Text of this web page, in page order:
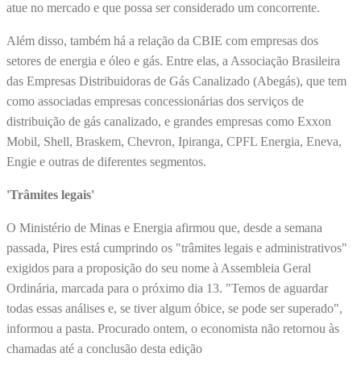
atue no mercado e que possa ser considerado um concorrente.
Além disso, também há a relação da CBIE com empresas dos
setores de energia e óleo e gás. Entre elas, a Associação Brasileira
das Empresas Distribuidoras de Gás Canalizado (Abegás), que tem
como associadas empresas concessionárias dos serviços de
distribuição de gás canalizado, e grandes empresas como Exxon
Mobil, Shell, Braskem, Chevron, Ipiranga, CPFL Energia, Eneva,
Engie e outras de diferentes segmentos.
'Trâmites legais'
O Ministério de Minas e Energia afirmou que, desde a semana
passada, Pires está cumprindo os "trâmites legais e administrativos"
exigidos para a proposição do seu nome à Assembleia Geral
Ordinária, marcada para o próximo dia 13. "Temos de aguardar
todas essas análises e, se tiver algum óbice, se pode ser superado",
informou a pasta. Procurado ontem, o economista não retornou às
chamadas até a conclusão desta edição